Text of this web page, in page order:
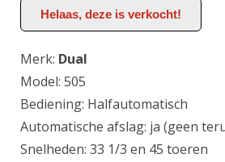
Helaas, deze is verkocht!
Merk: Dual
Model: 505
Bediening: Halfautomatisch
Automatische afslag: ja (geen
Snelheden: 33 1/3 en 45 toeren